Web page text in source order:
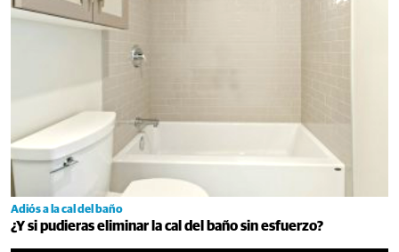
Adiós a la cal del baño
¿Y si pudieras eliminar la cal del baño sin esfuerzo?